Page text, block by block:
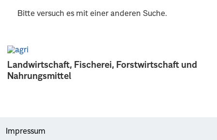
Landwirtschaft, Fischerei, Forstwirtschaft und
Nahrungsmittel
Bitte versuch es mit einer anderen Suche.
Impressum